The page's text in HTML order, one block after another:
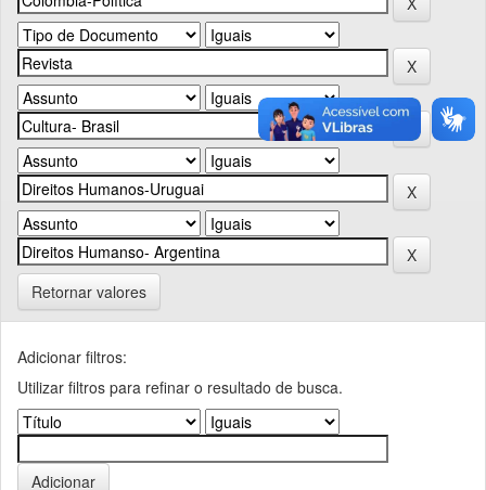
Retornar valores
Adicionar filtros:
Utilizar filtros para refinar o resultado de busca.